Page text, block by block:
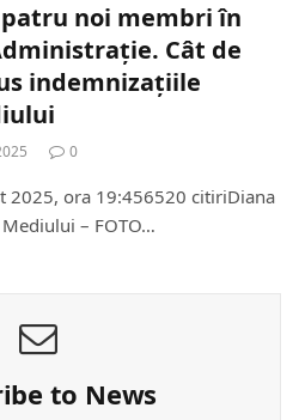
noi membri în
Cât de
indemnizațiile
0
2025, ora 19:456520 citiriDiana
– FOTO…
to News